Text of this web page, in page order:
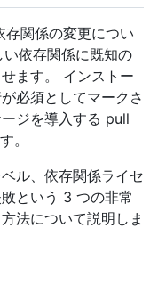
関係の変更につい
依存関係に既知の
ます。 インストー
必須としてマークさ
ジを導入する pull
。
ル、依存関係ライセ
という 3 つの非常
法について説明しま